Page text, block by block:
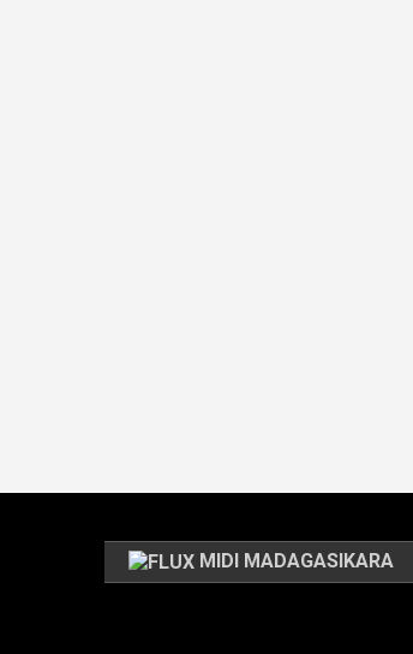
MIDI MADAGASIKARA